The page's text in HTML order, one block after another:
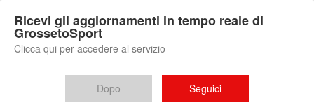
Ricevi gli aggiornamenti in tempo reale di
GrossetoSport
Clicca qui per accedere al servizio
Dopo Seguici